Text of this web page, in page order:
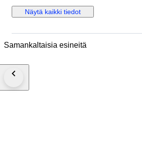
et toile tressée de couleur rose. Dimensions : Longueur totale 98 cm -
Largeur du cuir 4 cm - Boucle en métal doré : 6,5
ceinture a déjà été portée, en très bon état
Näytä kaikki tiedot
Samankaltaisia esineitä